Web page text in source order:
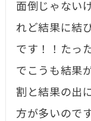
面倒じゃない
れど結果に結
です！！たっ
でこうも結果
割と結果の出
方が多いのです